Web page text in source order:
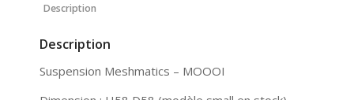
Description
Description
Suspension Meshmatics – MOOOI